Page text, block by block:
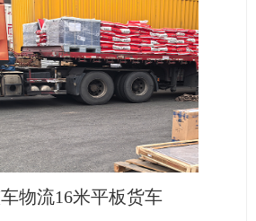
物流16米平板货车